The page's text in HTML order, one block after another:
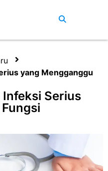
yang Mengganggu
Infeksi Serius